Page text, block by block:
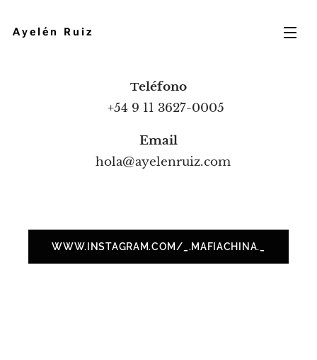
Ayelén Ruiz
Teléfono
+54 9 11 3627-0005
Email
hola@ayelenruiz.com
WWW.INSTAGRAM.COM/_.MAFIACHINA._